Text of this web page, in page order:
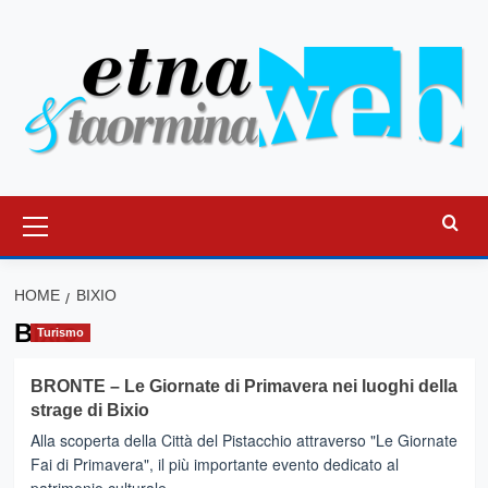
principale
HOME BIXIO
Bixio
Turismo
BRONTE – Le Giornate di Primavera nei luoghi della
strage di Bixio
Alla scoperta della Città del Pistacchio attraverso "Le Giornate
Fai di Primavera", il più importante evento dedicato al